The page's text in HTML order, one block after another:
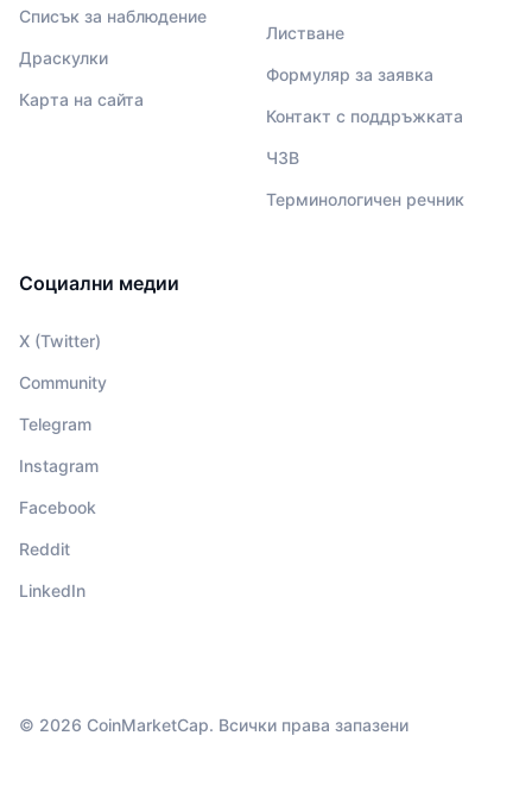
Списък за наблюдение
Драскулки
Карта на сайта
Листване
Формуляр за заявка
Контакт с поддръжката
ЧЗВ
Терминологичен речник
Социални медии
X (Twitter)
Community
Telegram
Instagram
Facebook
Reddit
LinkedIn
© 2026 CoinMarketCap. Всички права запазени